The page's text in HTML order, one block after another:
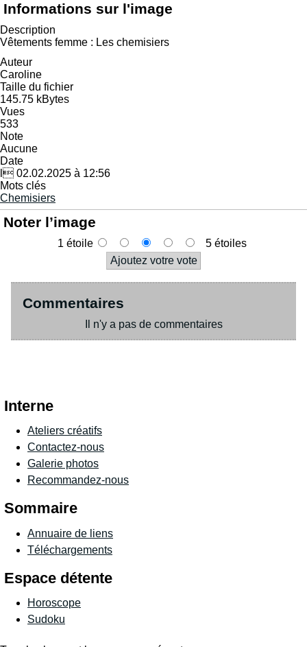
Informations sur l'image
Description
Vêtements femme : Les chemisiers
Auteur
Caroline
Taille du fichier
145.75 kBytes
Vues
533
Note
Aucune
Date
l 02.02.2025 à 12:56
Mots clés
Chemisiers
Noter l’image
1 étoile 5 étoiles
Commentaires
Il n'y a pas de commentaires
Interne
Ateliers créatifs
Contactez-nous
Galerie photos
Recommandez-nous
Sommaire
Annuaire de liens
Téléchargements
Espace détente
Horoscope
Sudoku